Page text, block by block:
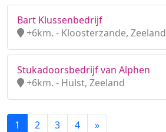
Bart Klussenbedrijf
+6km. - Kloosterzande, Zeeland
Stukadoorsbedrijf van Alphen
+6km. - Hulst, Zeeland
1 2 3 4 »